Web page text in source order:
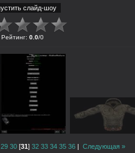
Рейтинг: 0.0/0
29 30 [31]32 33 34 35 36 |Следующая »